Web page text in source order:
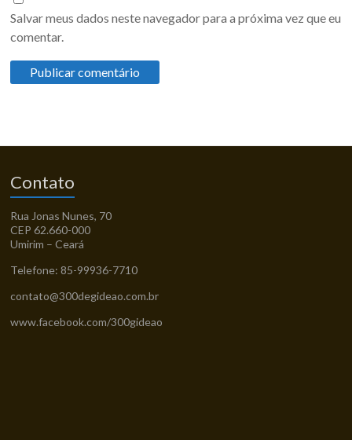
Salvar meus dados neste navegador para a próxima vez que eu
comentar.
Contato
Rua Jonas Nunes, 70
CEP 62.660-000
Umirim – Ceará
Telefone: 85-99936-7710
contato@300degideao.com.br
www.facebook.com/300gideao